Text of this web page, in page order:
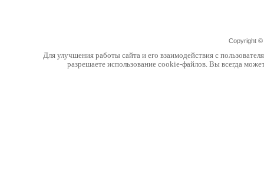
Copyright ©
Для улучшения работы сайта и его взаимодействия с
разрешаете использование cookie-файлов. Вы всегда